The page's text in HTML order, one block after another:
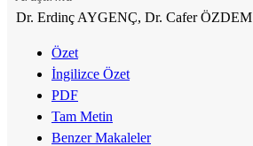
Dr. Erdinç AYGENÇ, Dr. Cafer ÖZDEM
Özet
İngilizce Özet
PDF
Tam Metin
Benzer Makaleler